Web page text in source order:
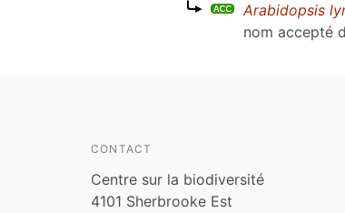
Arabidopsis
nom accepté
CONTACT
Centre sur la biodiversité
4101 Sherbrooke Est